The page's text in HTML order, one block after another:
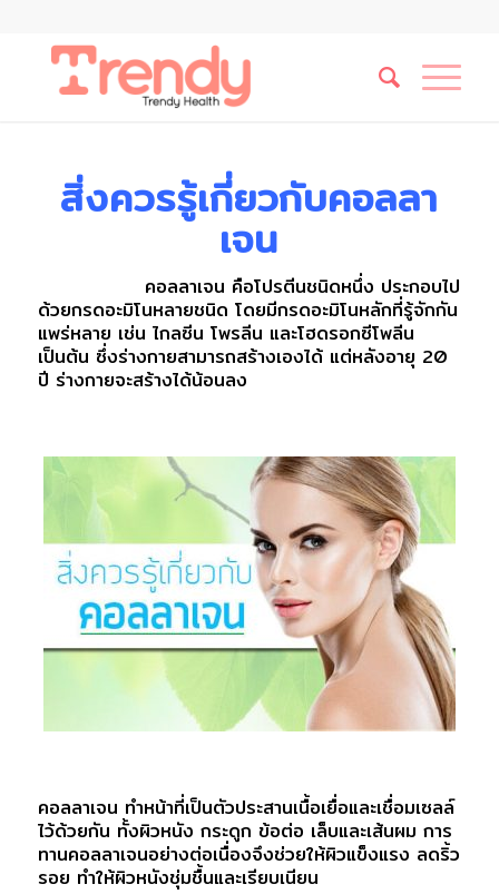
สิ่งควรรู้เกี่ยวกับคอลลา
เจน
คอลลาเจน คือโปรตีนชนิดหนึ่ง ประกอบไป
ด้วยกรดอะมิโนหลายชนิด โดยมีกรดอะมิโนหลักที่รู้จักกัน
แพร่หลาย เช่น ไกลซีน โพรลีน และโฮดรอกซีโพลีน
เป็นต้น ซึ่งร่างกายสามารถสร้างเองได้ แต่หลังอายุ 20
ปี ร่างกายจะสร้างได้น้อนลง
คอลลาเจน ทำหน้าที่เป็นตัวประสานเนื้อเยื่อและเชื่อมเซลล์
ไว้ด้วยกัน ทั้งผิวหนัง กระดูก ข้อต่อ เล็บและเส้นผม การ
ทานคอลลาเจนอย่างต่อเนื่องจึงช่วยให้ผิวแข็งแรง ลดริ้ว
รอย ทำให้ผิวหนังชุ่มชื้นและเรียบเนียน